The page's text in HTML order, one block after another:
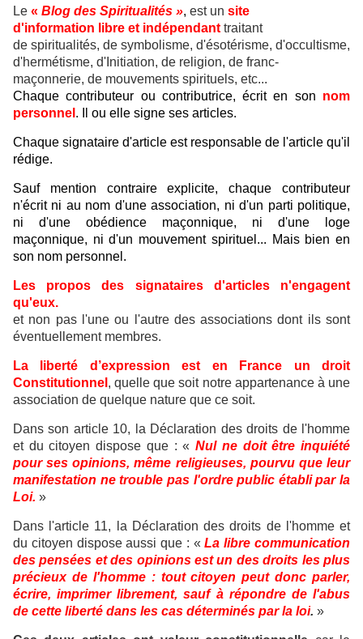
Le « Blog des Spiritualités », est un site
d'information libre et indépendant traitant
de spiritualités, de symbolisme, d'ésotérisme, d'occultisme,
d'hermétisme, d'Initiation, de religion, de franc-
maçonnerie, de mouvements spirituels, etc...
Chaque contributeur ou contributrice, écrit en son nom
personnel . Il ou elle signe ses articles.
Chaque signataire d'article est responsable de l'article qu'il
rédige.
Sauf mention contraire explicite, chaque contributeur
n'écrit ni au nom d'une association, ni d'un parti politique,
ni d'une obédience maçonnique, ni d'une loge
maçonnique, ni d'un mouvement spirituel... Mais bien en
son nom personnel.
Les propos des signataires d'articles n'engagent
qu'eux.
et non pas l'une ou l'autre des associations dont ils sont
éventuellement membres.
La liberté d’expression est en France un droit
Constitutionnel , quelle que soit notre appartenance à une
association de quelque nature que ce soit.
Dans son article 10, la Déclaration des droits de l'homme
et du citoyen dispose que : «Nul ne doit être inquiété
pour ses opinions, même religieuses, pourvu que leur
manifestation ne trouble pas l'ordre public établi par la
Loi. »
Dans l'article 11, la Déclaration des droits de l'homme et
du citoyen dispose aussi que : «La libre communication
des pensées et des opinions est un des droits les plus
précieux de l'homme : tout citoyen peut donc parler,
écrire, imprimer librement, sauf à répondre de l'abus
de cette liberté dans les cas déterminés par la loi. »